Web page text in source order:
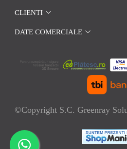
CLIENTI
DATE COMERCIALE
©Copyright S.C. Greenray